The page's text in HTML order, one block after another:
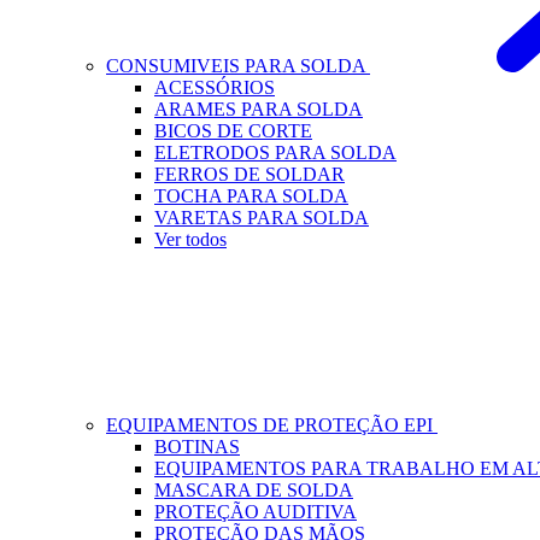
CONSUMIVEIS PARA SOLDA
ACESSÓRIOS
ARAMES PARA SOLDA
BICOS DE CORTE
ELETRODOS PARA SOLDA
FERROS DE SOLDAR
TOCHA PARA SOLDA
VARETAS PARA SOLDA
Ver todos
EQUIPAMENTOS DE PROTEÇÃO EPI
BOTINAS
EQUIPAMENTOS PARA TRABALHO EM
MASCARA DE SOLDA
PROTEÇÃO AUDITIVA
PROTEÇÃO DAS MÃOS